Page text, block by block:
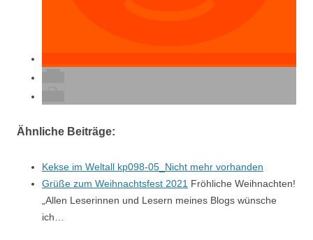
Ähnliche Beiträge:
Kekse im Weltall kp098-05_Nicht mehr vorhanden
Grüße zum Weihnachtsfest 2021 Fröhliche Weihnachten!
„Allen Leserinnen und Lesern meines Blogs wünsche
ich…